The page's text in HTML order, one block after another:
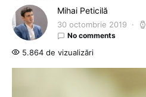
Mihai Peticilă
30 octombrie 2019
No comments
5.864 de vizualizări